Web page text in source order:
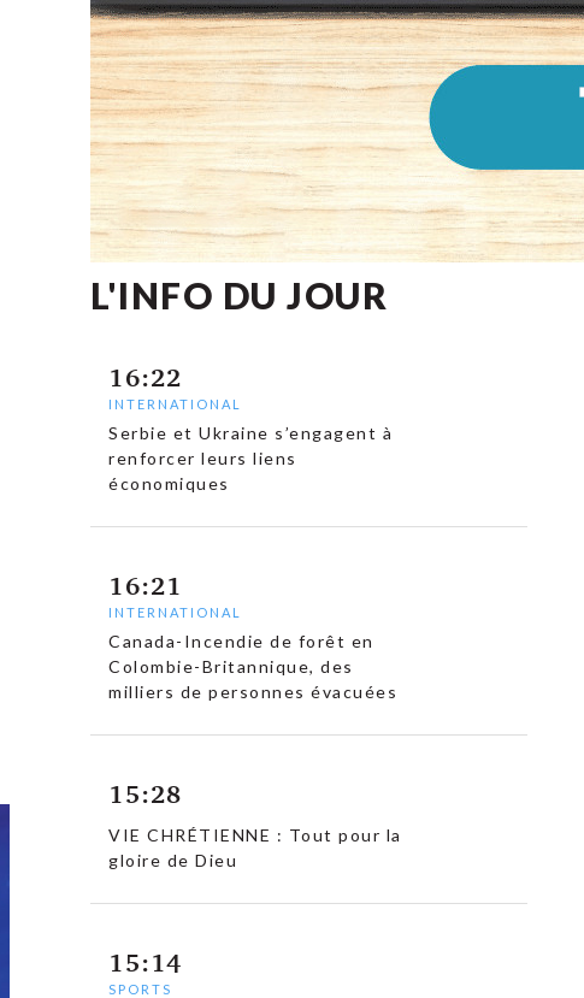
L'INFO DU JOUR
16:22
INTERNATIONAL
Serbie et Ukraine s’engagent à
renforcer leurs liens
économiques
16:21
INTERNATIONAL
Canada-Incendie de forêt en
Colombie-Britannique, des
milliers de personnes évacuées
15:28
VIE CHRÉTIENNE : Tout pour la
gloire de Dieu
15:14
SPORTS